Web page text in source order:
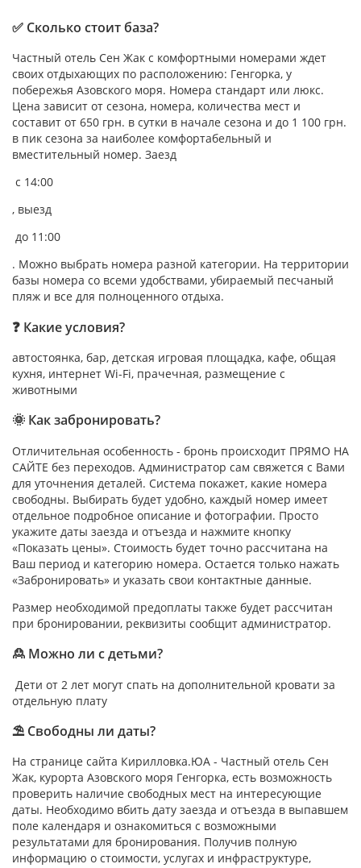
✅ Сколько стоит база?
Частный отель Сен Жак с комфортными номерами ждет
своих отдыхающих по расположению: Генгорка, у
побережья Азовского моря. Номера стандарт или люкс.
Цена зависит от сезона, номера, количества мест и
составит от 650 грн. в сутки в начале сезона и до 1 100 грн.
в пик сезона за наиболее комфортабельный и
вместительный номер. Заезд
с 14:00
, выезд
до 11:00
. Можно выбрать номера разной категории. На территории
базы номера со всеми удобствами, убираемый песчаный
пляж и все для полноценного отдыха.
❓ Какие условия?
автостоянка, бар, детская игровая площадка, кафе, общая
кухня, интернет Wi-Fi, прачечная, размещение с
животными
🌞 Как забронировать?
Отличительная особенность - бронь происходит ПРЯМО НА
САЙТЕ без переходов. Администратор сам свяжется с Вами
для уточнения деталей. Система покажет, какие номера
свободны. Выбирать будет удобно, каждый номер имеет
отдельное подробное описание и фотографии. Просто
укажите даты заезда и отъезда и нажмите кнопку
«Показать цены». Стоимость будет точно рассчитана на
Ваш период и категорию номера. Остается только нажать
«Забронировать» и указать свои контактные данные.
Размер необходимой предоплаты также будет рассчитан
при бронировании, реквизиты сообщит администратор.
🙎 Можно ли с детьми?
Дети от 2 лет могут спать на дополнительной кровати за
отдельную плату
⛱ Свободны ли даты?
На странице сайта Кирилловка.ЮА - Частный отель Сен
Жак, курорта Азовского моря Генгорка, есть возможность
проверить наличие свободных мест на интересующие
даты. Необходимо вбить дату заезда и отъезда в выпавшем
поле календаря и ознакомиться с возможными
результатами для бронирования. Получив полную
информацию о стоимости, услугах и инфраструктуре,